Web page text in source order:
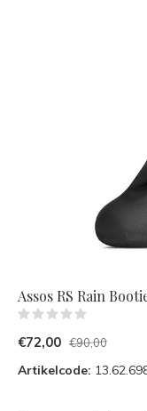
Assos RS Rain
€72,00 €90,00
Artikelcode: